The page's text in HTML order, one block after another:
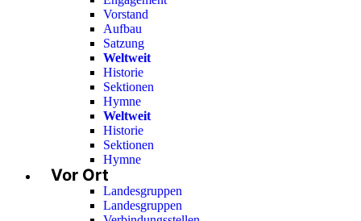
Vorstand
Aufbau
Satzung
Weltweit
Historie
Sektionen
Hymne
Weltweit
Historie
Sektionen
Hymne
Vor Ort
Landesgruppen
Landesgruppen